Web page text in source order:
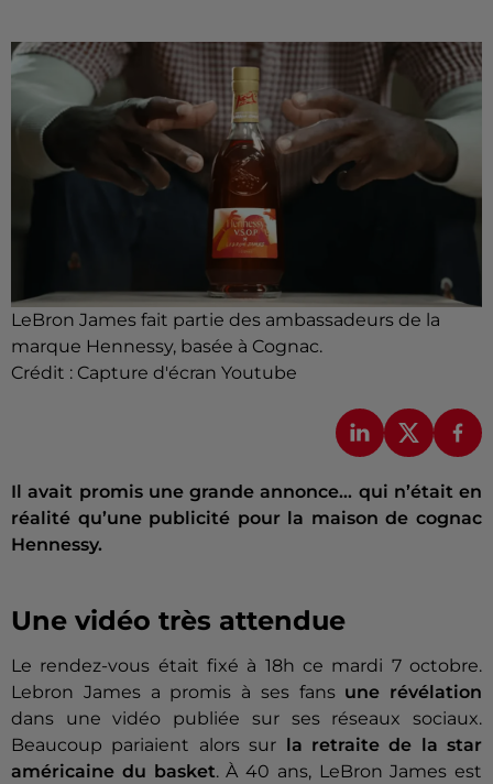
LeBron James fait partie des ambassadeurs de la
marque Hennessy, basée à Cognac.
Crédit : Capture d'écran Youtube
Il avait promis une grande annonce… qui n’était en
réalité qu’une publicité pour la maison de cognac
Hennessy.
Une vidéo très attendue
Le rendez-vous était fixé à 18h ce mardi 7 octobre.
Lebron James a promis à ses fans une révélation
dans une vidéo publiée sur ses réseaux sociaux.
Beaucoup pariaient alors sur
la retraite de la star
américaine du basket. À 40 ans, LeBron James est